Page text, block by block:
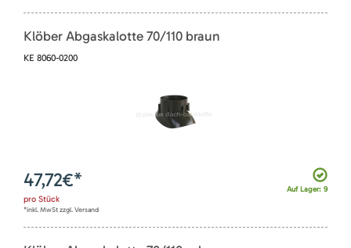
Klöber Abgaskalotte 70/110 braun
KE 8060-0200
Auf Lager: 9
47,72€*
pro Stück
*inkl. MwSt zzgl. Versand